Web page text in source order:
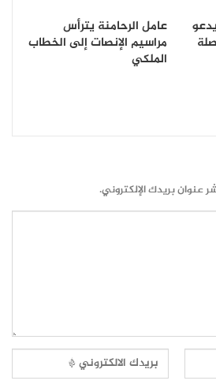
عامل الرحامنة يترأس
مراسيم الإنصات إلى الخطاب
الملكي
عنوان بريدك الإلكتروني.